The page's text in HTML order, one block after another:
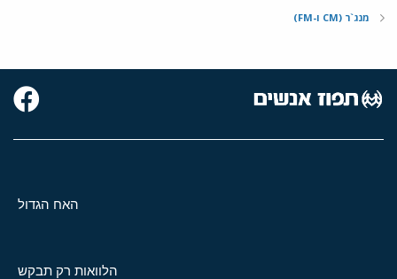
מנג`ר (CM ו-FM)
האח הגדול
הלוואות רק תבקש